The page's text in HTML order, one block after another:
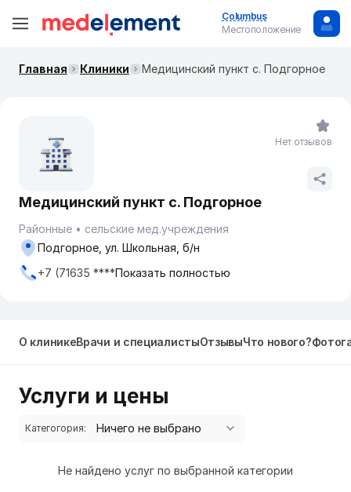
Columbus
Местоположение
Главная Клиники Медицинский пункт с. Подгорное
Медицинский пункт с. Подгорное
Районные
сельские мед.учреждения
Подгорное, ул. Школьная, б/н
+7 (71635 ****Показать полностью
Нет отзывов
О клиникеВрачи и специалистыОтзывыЧто нового?
Услуги и цены
Категогория:
Не найдено услуг по выбранной категории